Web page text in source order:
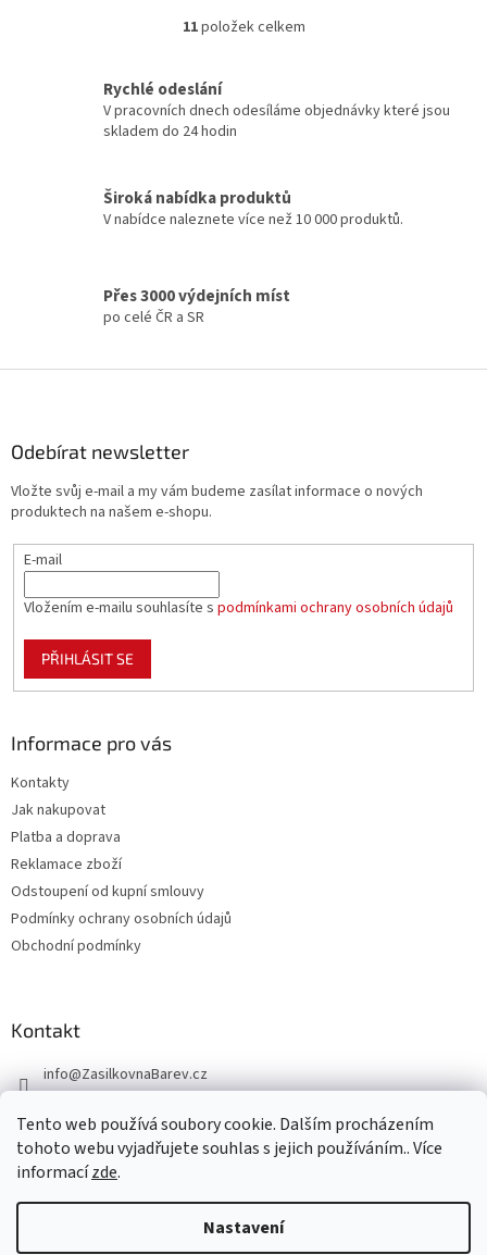
Tento web používá soubory cookie. Dalším procházením
tohoto webu vyjadřujete souhlas s jejich používáním.. Více
informacízde.
Nastavení
O
á
d
p
r
y
v
i
11položek celkem
Rychlé odeslání
V pracovních dnech odesíláme objednávky které jsou
skladem do 24 hodin
Široká nabídka produktů
V nabídce naleznete více než 10 000 produktů.
Přes 3000 výdejních míst
po celé ČR a SR
Odebírat newsletter
Vložte svůj e-mail a my vám budeme zasílat informace o nových
produktech na našem e-shopu.
E-mail
Vložením e-mailu souhlasíte s podmínkami ochrany osobních údajů
PŘIHLÁSIT SE
Informace pro vás
Kontakty
Jak nakupovat
Platba a doprava
Reklamace zboží
Odstoupení od kupní smlouvy
Podmínky ochrany osobních údajů
Obchodní podmínky
Kontakt
info@ZasilkovnaBarev.cz
Vytvořil Shoptet